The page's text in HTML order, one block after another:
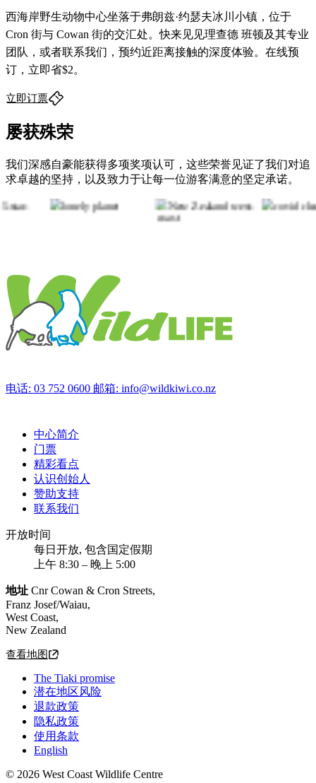
西海岸野生动物中心坐落于弗朗兹·约瑟夫冰川小镇，位于
Cron 街与 Cowan 街的交汇处。快来见见理查德 班顿及其专业
团队，或者联系我们，预约近距离接触的深度体验。在线预
订，立即省$2。
立即订票
屡获殊荣
我们深感自豪能获得多项奖项认可，这些荣誉见证了我们对追
求卓越的坚持，以及致力于让每一位游客满意的坚定承诺。
电话: 03 752 0600 邮箱: info@wildkiwi.co.nz
中心简介
门票
精彩看点
认识创始人
赞助支持
联系我们
开放时间
每日开放, 包含国定假期
上午 8:30 – 晚上 5:00
地址 Cnr Cowan & Cron Streets,
Franz Josef/Waiau,
West Coast,
New Zealand
查看地图
The Tiaki promise
潜在地区风险
退款政策
隐私政策
使用条款
English
© 2026 West Coast Wildlife Centre